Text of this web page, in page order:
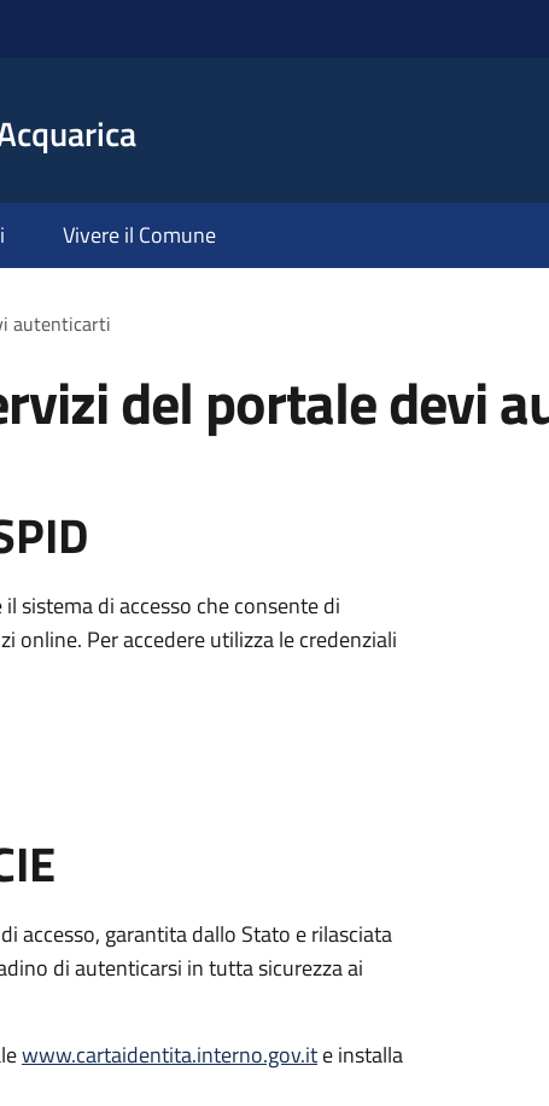
Vivere il Comune
autenticarti
del portale devi
sistema di accesso che consente di
online. Per accedere utilizza le credenziali
accesso, garantita dallo Stato e rilasciata
di autenticarsi in tutta sicurezza ai
www.cartaidentita.interno.gov.ite installa